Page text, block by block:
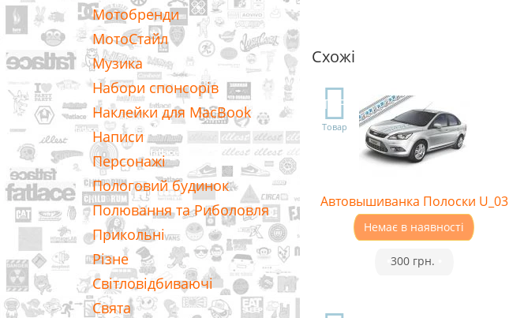
Мотобренди
МотоСтайл
Музика
Набори спонсорів
Наклейки для MacBook
Написи
Персонажі
Пологовий будинок
Полювання та Риболовля
Прикольні
Різне
Світловідбиваючі
Свята
Схожі
TOP
Товар
Автовышиванка Полоски U_03
Немає в наявності
300 грн.